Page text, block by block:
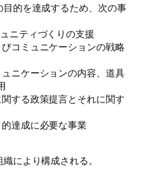
的を達成するため、次の事
ニティづくりの支援
びコミュニケーションの戦略
ュニケーションの内容、道具
関する政策提言とそれに関す
的達成に必要な事業
により構成される。